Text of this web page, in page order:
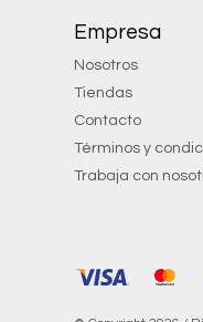
Empresa
Nosotros
Tiendas
Contacto
Términos y
Trabaja con